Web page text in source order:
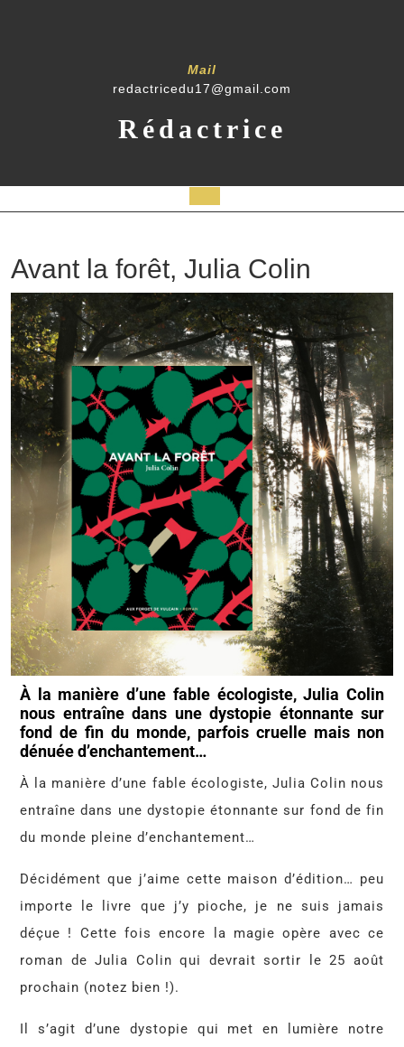
Mail
redactricedu17@gmail.com
Rédactrice
Avant la forêt, Julia Colin
À la manière d’une fable écologiste, Julia Colin
nous entraîne dans une dystopie étonnante sur
fond de fin du monde, parfois cruelle mais non
dénuée d’enchantement…
À la manière d’une fable écologiste, Julia Colin nous
entraîne dans une dystopie étonnante sur fond de fin
du monde pleine d’enchantement…
Décidément que j’aime cette maison d’édition… peu
importe le livre que j’y pioche, je ne suis jamais
déçue ! Cette fois encore la magie opère avec ce
roman de Julia Colin qui devrait sortir le 25 août
prochain (notez bien !).
Il s’agit d’une dystopie qui met en lumière notre